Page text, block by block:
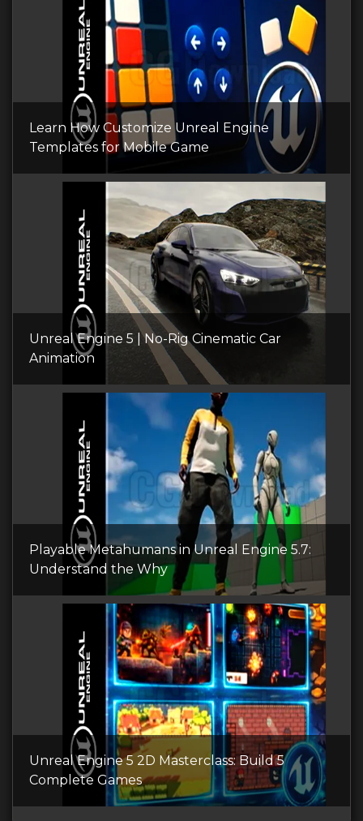
Learn How Customize Unreal Engine
Templates for Mobile Game
Unreal Engine 5 | No-Rig Cinematic Car
Animation
Playable Metahumans in Unreal Engine 5.7:
Understand the Why
Unreal Engine 5 2D Masterclass: Build 5
Complete Games